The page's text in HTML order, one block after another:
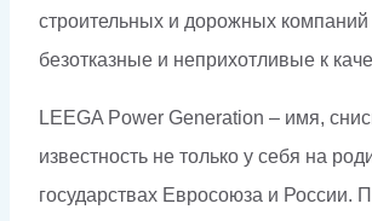
строительных и дорожных компаний
безотказные и неприхотливые к
LEEGA Power Generation – имя,
известность не только у себя на
государствах Евросоюза и России.